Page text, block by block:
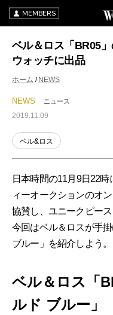
MEMBERS
ベル＆ロス「BR05
ウォッチに出品
ホーム NEWS
NEWS ニュース
2019.11.09
ベル&ロス
日本時間の11月9日22
ィーオークションのオ
協賛し、ユニークピー
今回はベル＆ロスが手
ブルー」を紹介しよう。
ベル＆ロス「
ルド ブルー」